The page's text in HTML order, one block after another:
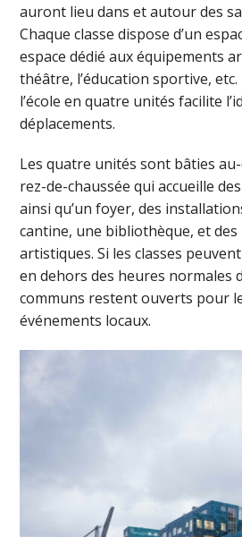
auront lieu dans et autour des
Chaque classe dispose d’un
espace dédié aux équipements
théâtre, l’éducation sportive,
l’école en quatre unités facilite
déplacements.
Les quatre unités sont bâties au-
rez-de-chaussée qui accueille
ainsi qu’un foyer, des
cantine, une bibliothèque, et
artistiques. Si les classes
en dehors des heures normales
communs restent ouverts pour
événements locaux.